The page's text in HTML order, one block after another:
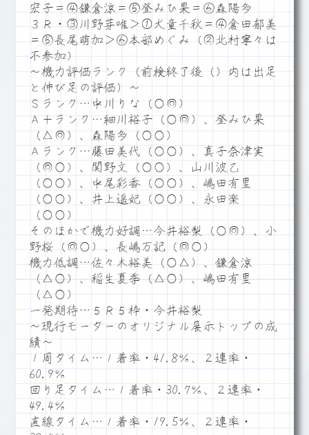
宏子＝④鎌倉涼＝⑤登みひ果＝⑥森陽多
３Ｒ・③川野芽唯＞①犬童千秋＝④倉田郁美
＝⑤長尾萌加＞⑥本部めぐみ（②北村寧々は
不参加）
～機力評価ランク（前検終了後（）内は出足
と伸び足の評価）～
Ｓランク…中川りな（○◎）
Ａ＋ランク…細川裕子（○◎）、登みひ果
（△◎）、森陽多（○○）
Ａランク…藤田美代（○○）、真子奈津実
（◎○）、関野文（○○）、山川波乙
（○○）、中尾彩香（○○）、嶋田有里
（○○）、井上遥妃（○○）、永田楽
（○○）
そのほかで機力好調…今井裕梨（○◎）、小
野桜（◎○）、長嶋万記（◎○）
機力低調…佐々木裕美（○△）、鎌倉涼
（△○）、稲生夏季（△○）、嶋田有里
（△○）
一発期待…５Ｒ５枠・今井裕梨
～現行モーターのオリジナル展示トップの成
績～
１周タイム…１着率・41.8％、２連率・
60.9％
回り足タイム…１着率・30.7％、２連率・
49.4％
直線タイム…１着率・19.5％、２連率・